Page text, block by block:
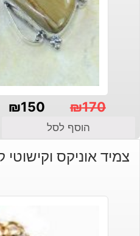
₪170
המקורי
היה:
₪150
הנוכחי
הוא:
הוסף לסל
צמיד אוניקס